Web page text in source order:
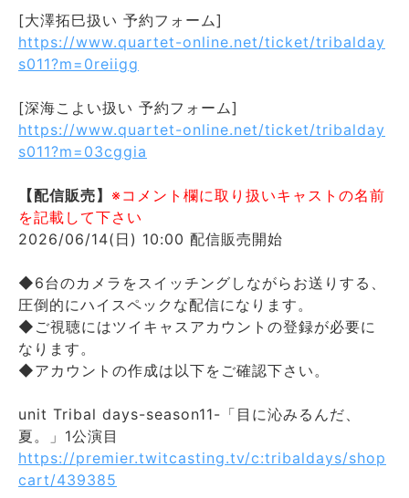
[大澤拓巳扱い 予約フォーム]
https://www.quartet-online.net/ticket/tribalday
s011?m=0reiigg
[深海こよい扱い 予約フォーム]
https://www.quartet-online.net/ticket/tribalday
s011?m=03cggia
【配信販売】 ※コメント欄に取り扱いキャストの名前
を記載して下さい
2026/06/14(日) 10:00 配信販売開始
◆6台のカメラをスイッチングしながらお送りする、
圧倒的にハイスペックな配信になります。
◆ご視聴にはツイキャスアカウントの登録が必要に
なります。
◆アカウントの作成は以下をご確認下さい。
unit Tribal days-season11-「目に沁みるんだ、
夏。」1公演目
https://premier.twitcasting.tv/c:tribaldays/shop
cart/439385